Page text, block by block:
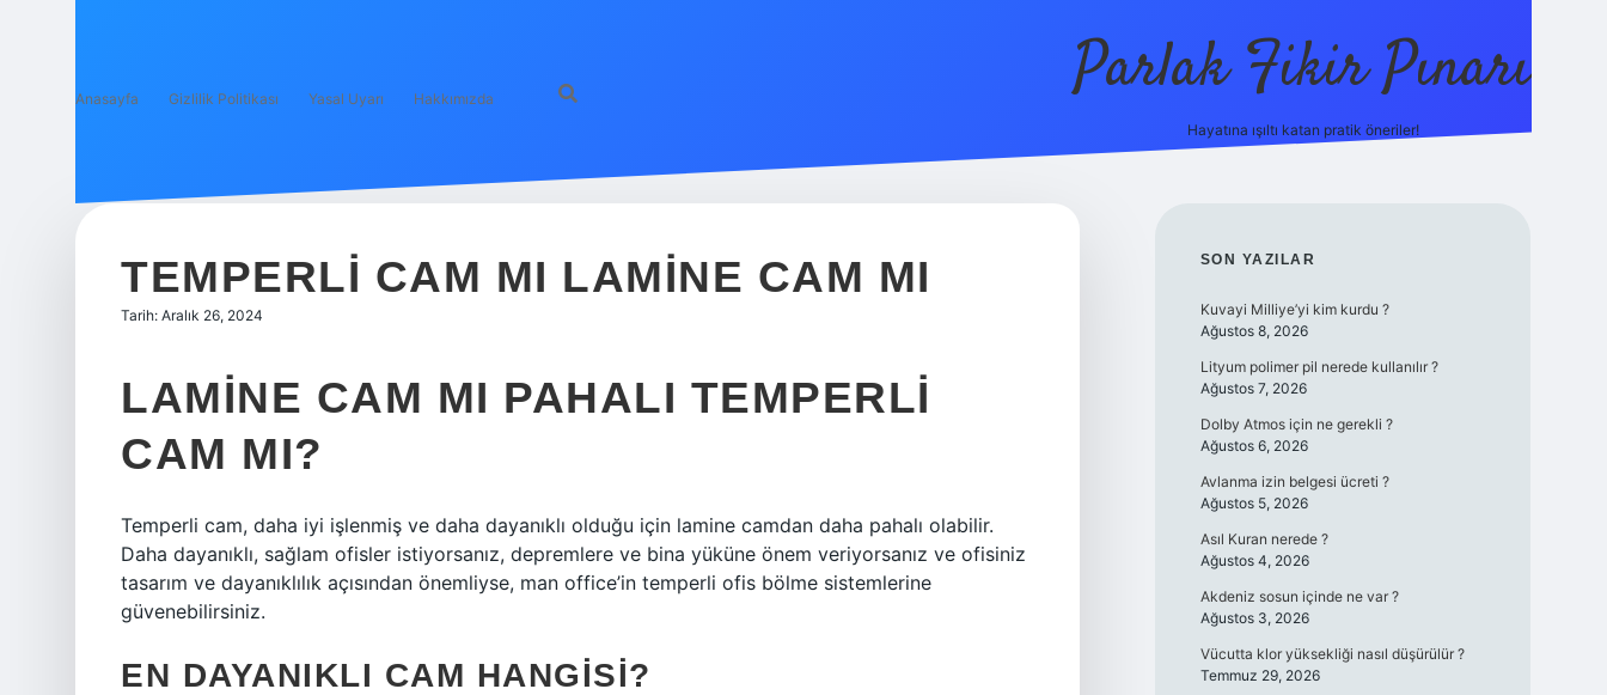
Anasayfa Gizlilik Politikası Yasal Uyarı Hakkımızda Parlak Fikir Pınarı
Hayatına ışıltı katan pratik öneriler!
TEMPERLI CAM MI LAMINE CAM MI
Tarih: Aralık 26, 2024
LAMINE CAM MI PAHALI TEMPERLI
CAM MI?
Temperli cam, daha iyi işlenmiş ve daha dayanıklı olduğu için lamine camdan daha pahalı olabilir.
Daha dayanıklı, sağlam ofisler istiyorsanız, depremlere ve bina yüküne önem veriyorsanız ve ofisiniz
tasarım ve dayanıklılık açısından önemliyse, man office’in temperli ofis bölme sistemlerine
güvenebilirsiniz.
EN DAYANIKLI CAM HANGISI?
SIDEBAR
SON YAZILAR
Kuvayi Milliye’yi kim kurdu ?
Ağustos 8, 2026
Lityum polimer pil nerede kullanılır ?
Ağustos 7, 2026
Dolby Atmos için ne gerekli ?
Ağustos 6, 2026
Avlanma izin belgesi ücreti ?
Ağustos 5, 2026
Asıl Kuran nerede ?
Ağustos 4, 2026
Akdeniz sosun içinde ne var ?
Ağustos 3, 2026
Vücutta klor yüksekliği nasıl düşürülür ?
Temmuz 29, 2026